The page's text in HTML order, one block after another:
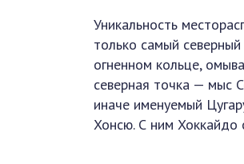
Уникальность
только самый
огненном кольце,
северная точка — мыс
иначе именуемый
Хонсю. С ним